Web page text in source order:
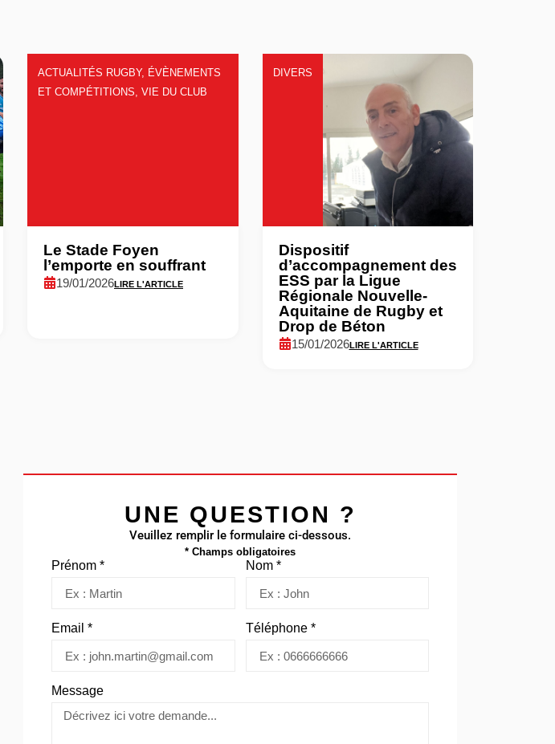
ACTUALITÉS RUGBY, ÉVÈNEMENTS
ET COMPÉTITIONS, VIE DU CLUB
Le Stade Foyen
l’emporte en souffrant
19/01/2026LIRE L'ARTICLE
DIVERS
Dispositif
d’accompagnement des
ESS par la Ligue
Régionale Nouvelle-
Aquitaine de Rugby et
Drop de Béton
15/01/2026LIRE L'ARTICLE
UNE QUESTION ?
Veuillez remplir le formulaire ci-dessous.
* Champs obligatoires
Prénom * Nom *
Email * Téléphone *
Message